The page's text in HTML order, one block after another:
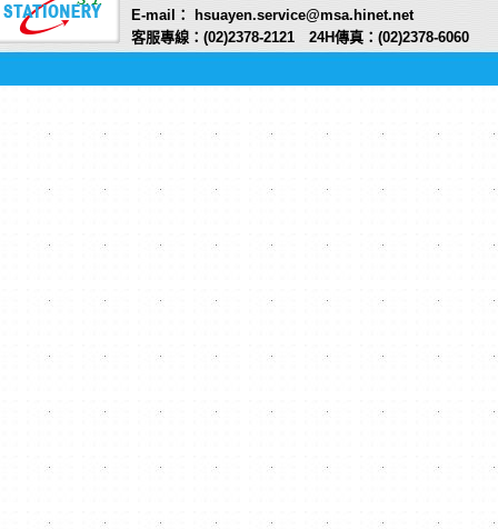
E-mail： hsuayen.service@msa.hinet.net
客服專線：(02)2378-2121 24H傳真：(02)2378-6060